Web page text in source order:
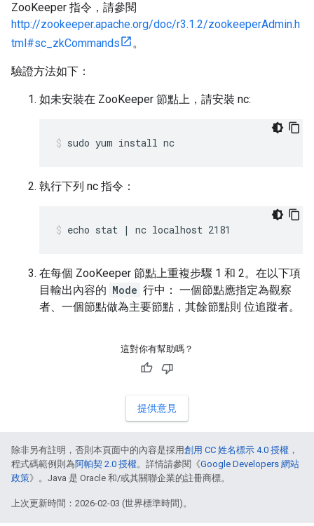
ZooKeeper 指令，請參閱
http://zookeeper.apache.org/doc/r3.1.2/zookeeperAdmin.h
tml#sc_zkCommands
。
驗證方法如下：
如未安裝在 ZooKeeper 節點上，請安裝 nc:
sudo yum install nc
執行下列 nc 指令：
echo stat | nc localhost 2181
在每個 ZooKeeper 節點上重複步驟 1 和 2。在以下項
目輸出內容的 Mode 行中： 一個節點應指定為觀察
者、一個節點做為主要節點，其餘節點則 位追蹤者。
這對你有幫助嗎？
提供意見
除非另有註明，否則本頁面中的內容是採用創用 CC 姓名標示 4.0 授權 ，
程式碼範例則為阿帕契 2.0 授權。詳情請參閱《Google Developers 網站
政策》。Java 是 Oracle 和/或其關聯企業的註冊商標。
上次更新時間：2026-02-03 (世界標準時間)。